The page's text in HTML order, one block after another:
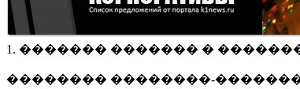
1. ������� ������� �
�������� ��������-�������